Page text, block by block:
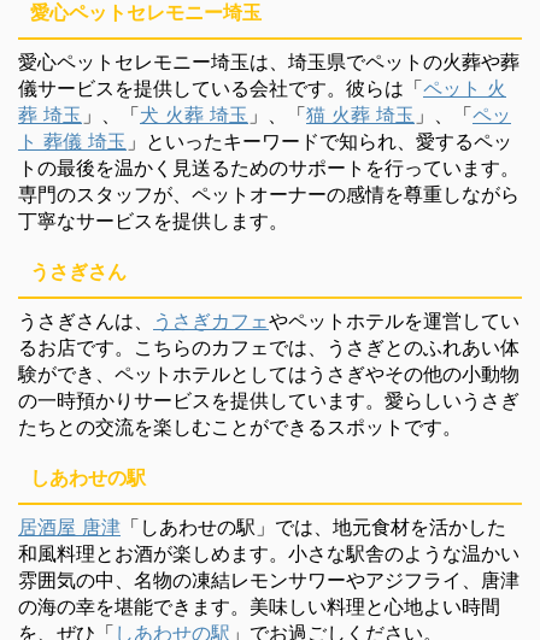
愛心ペットセレモニー埼玉
愛心ペットセレモニー埼玉は、埼玉県でペットの火葬や葬
儀サービスを提供している会社です。彼らは「ペット 火
葬 埼玉 」、「犬 火葬 埼玉 」、「猫 火葬 埼玉 」、「ペッ
ト 葬儀 埼玉 」といったキーワードで知られ、愛するペッ
トの最後を温かく見送るためのサポートを行っています。
専門のスタッフが、ペットオーナーの感情を尊重しながら
丁寧なサービスを提供します。
うさぎさん
うさぎさんは、 うさぎカフェやペットホテルを運営してい
るお店です。こちらのカフェでは、うさぎとのふれあい体
験ができ、ペットホテルとしてはうさぎやその他の小動物
の一時預かりサービスを提供しています。愛らしいうさぎ
たちとの交流を楽しむことができるスポットです。
しあわせの駅
居酒屋 唐津 「しあわせの駅」では、地元食材を活かした
和風料理とお酒が楽しめます。小さな駅舎のような温かい
雰囲気の中、名物の凍結レモンサワーやアジフライ、唐津
の海の幸を堪能できます。美味しい料理と心地よい時間
を、ぜひ「 しあわせの駅 」でお過ごしください。